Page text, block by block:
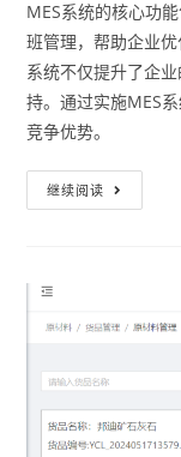
MES系统的核心功
班管理，帮助企业
系统不仅提升了企
持。通过实施MES
竞争优势。
继续阅读